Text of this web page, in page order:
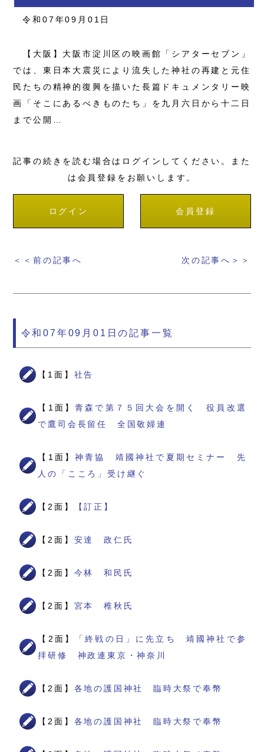
令和07年09月01日
【大阪】大阪市淀川区の映画館「シアターセブン」
では、東日本大震災により流失した神社の再建と元住
民たちの精神的復興を描いた長篇ドキュメンタリー映
画「そこにあるべきものたち」を九月六日から十二日
まで公開…
記事の続きを読む場合はログインしてください。また
は会員登録をお願いします。
ログイン 会員登録
＜＜前の記事へ 次の記事へ＞＞
令和07年09月01日の記事一覧
【1面】 社告
【1面】青森で第７５回大会を開く 役員改選
で鷹司会長留任 全国敬婦連
【1面】神青協 靖國神社で夏期セミナー 先
人の「こころ」受け継ぐ
【2面】 【訂正】
【2面】 安達 政仁氏
【2面】 今林 和民氏
【2面】 宮本 稚秋氏
【2面】
「終戦の日」に先立ち 靖國神社で参
拝研修 神政連東京・神奈川
【2面】 各地の護国神社 臨時大祭で奉幣
【2面】 各地の護国神社 臨時大祭で奉幣